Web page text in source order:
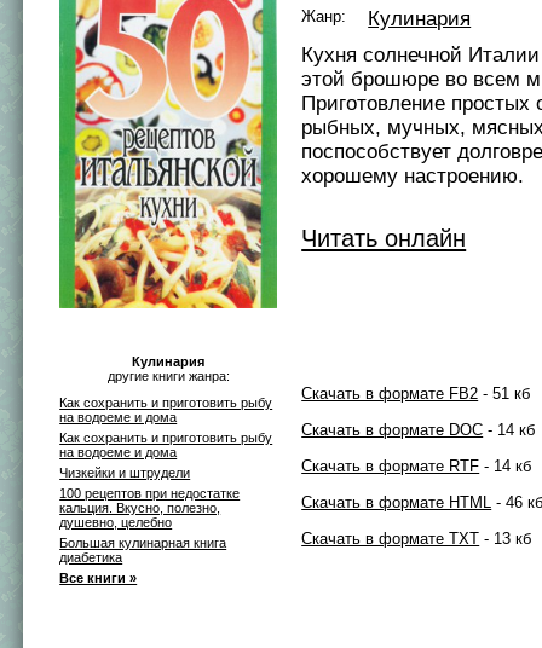
Кулинария
другие книги жанра:
Как сохранить и приготовить рыбу
на водоеме и дома
Как сохранить и приготовить рыбу
на водоеме и дома
Чизкейки и штрудели
100 рецептов при недостатке
кальция. Вкусно, полезно,
душевно, целебно
Большая кулинарная книга
диабетика
Все книги »
Жанр:
Кулинария
Кухня солнечной
этой брошюре во всем
Приготовление
рыбных, мучных,
поспособствует
хорошему настроению.
Читать онлайн
Скачать в формате FB2 - 51 кб
Скачать в формате DOC - 14 кб
Скачать в формате RTF - 14 кб
Скачать в формате HTML - 46
Скачать в формате TXT - 13 кб